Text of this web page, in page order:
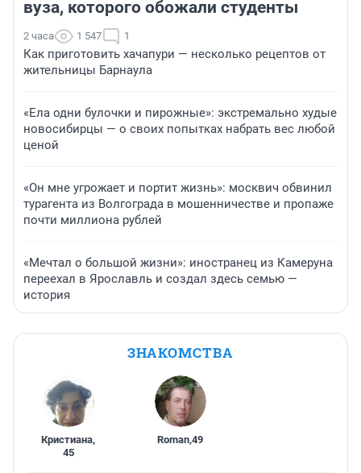
вуза, которого обожали студенты
2 часа 1 547 1
Как приготовить хачапури — несколько рецептов от
жительницы Барнаула
«Ела одни булочки и пирожные»: экстремально худые
новосибирцы — о своих попытках набрать вес любой
ценой
«Он мне угрожает и портит жизнь»: москвич обвинил
турагента из Волгограда в мошенничестве и пропаже
почти миллиона рублей
«Мечтал о большой жизни»: иностранец из Камеруна
переехал в Ярославль и создал здесь семью —
история
ЗНАКОМСТВА
Кристиана,
45
Roman,49